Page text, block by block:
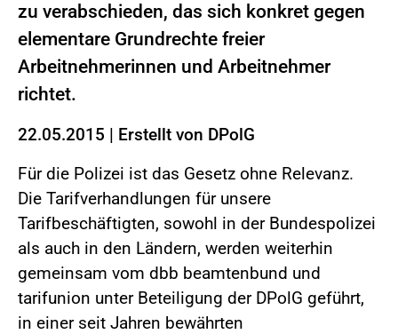
zu verabschieden, das sich konkret gegen
elementare Grundrechte freier
Arbeitnehmerinnen und Arbeitnehmer
richtet.
22.05.2015 | Erstellt von DPolG
Für die Polizei ist das Gesetz ohne Relevanz.
Die Tarifverhandlungen für unsere
Tarifbeschäftigten, sowohl in der Bundespolizei
als auch in den Ländern, werden weiterhin
gemeinsam vom dbb beamtenbund und
tarifunion unter Beteiligung der DPolG geführt,
in einer seit Jahren bewährten